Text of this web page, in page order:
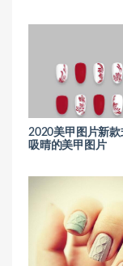
2020美甲图片新款
吸晴的美甲图片